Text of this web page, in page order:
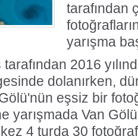
tarafından
yarışma
2016
dolanırken,
eşsiz bir
yarışmada Van
4 turda 30